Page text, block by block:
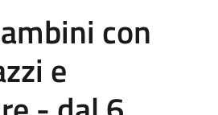
con
e